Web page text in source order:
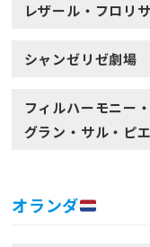
レザール・フロリ
シャンゼリゼ劇場
フィルハーモニー
グラン・サル・ピ
オランダ